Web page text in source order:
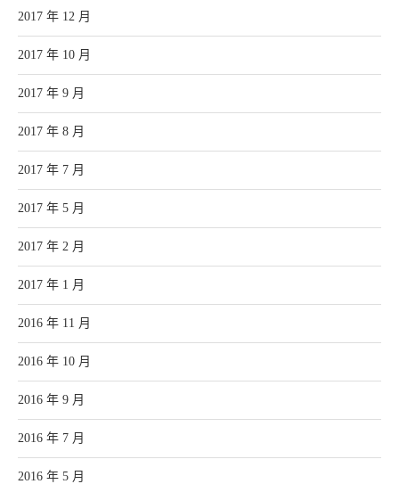
2017 年 12 月
2017 年 10 月
2017 年 9 月
2017 年 8 月
2017 年 7 月
2017 年 5 月
2017 年 2 月
2017 年 1 月
2016 年 11 月
2016 年 10 月
2016 年 9 月
2016 年 7 月
2016 年 5 月